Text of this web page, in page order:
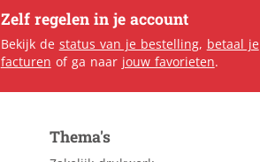
Zelf regelen in je account
Bekijk de status van je bestelling, betaal je
facturen of ga naar jouw favorieten.
Thema's